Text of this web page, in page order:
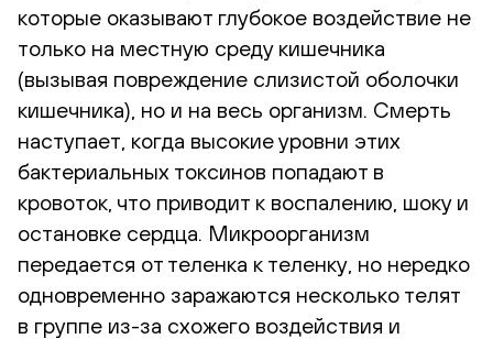
которые оказывают глубокое воздействие не
только на местную среду кишечника
(вызывая повреждение слизистой оболочки
кишечника), но и на весь организм. Смерть
наступает, когда высокие уровни этих
бактериальных токсинов попадают в
кровоток, что приводит к воспалению, шоку и
остановке сердца. Микроорганизм
передается от теленка к теленку, но нередко
одновременно заражаются несколько телят
в группе из-за схожего воздействия и